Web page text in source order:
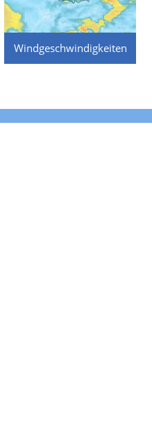
Windgeschwindigkeiten